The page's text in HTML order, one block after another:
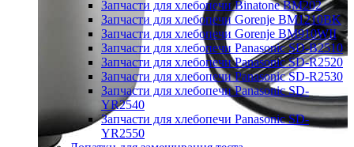
Запчасти для хлебопечи Binatone BM202
Запчасти для хлебопечи Gorenje BM1210BK
Запчасти для хлебопечи Gorenje BM910WII
Запчасти для хлебопечи Panasonic SD-B2510
Запчасти для хлебопечи Panasonic SD-R2520
Запчасти для хлебопечи Panasonic SD-R2530
Запчасти для хлебопечи Panasonic SD-
YR2540
Запчасти для хлебопечи Panasonic SD-
YR2550